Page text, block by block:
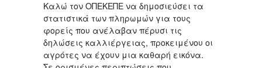
Καλώ τον ΟΠΕΚΕΠΕ να δημοσιεύσει τα
στατιστικά των πληρωμών για τους
φορείς που ανέλαβαν πέρυσι τις
δηλώσεις καλλιέργειας, προκειμένου οι
αγρότες να έχουν μια καθαρή εικόνα.